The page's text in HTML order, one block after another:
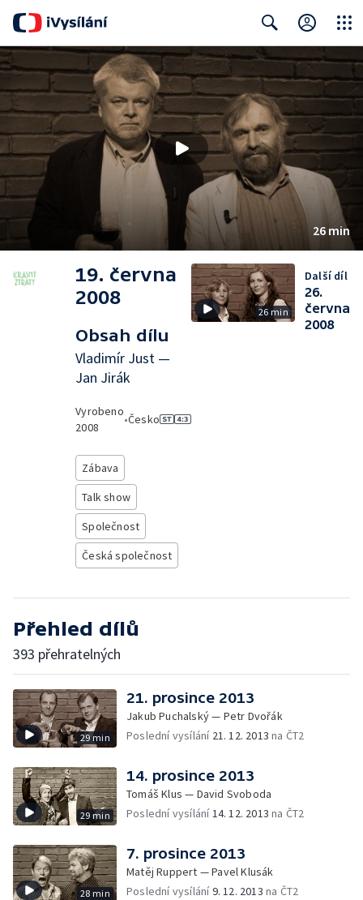
Search
26 min
19. června
2008
Obsah dílu
Vladimír Just —
Jan Jirák
Vyrobeno
2008
•Česko
Zábava
Talk show
Společnost
Česká společnost
26 min
Další díl
26.
června
2008
Přehled dílů
393 přehratelných
29 min
21. prosince 2013
Jakub Puchalský — Petr Dvořák
Poslední vysílání 21. 12. 2013 na ČT2
29 min
14. prosince 2013
Tomáš Klus — David Svoboda
Poslední vysílání14. 12. 2013 na ČT2
28 min
7. prosince 2013
Matěj Ruppert — Pavel Klusák
Poslední vysílání9. 12. 2013 na ČT2